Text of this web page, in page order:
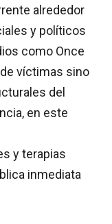
alrededor
y políticos
como Once
víctimas sino
del
en este
y terapias
inmediata